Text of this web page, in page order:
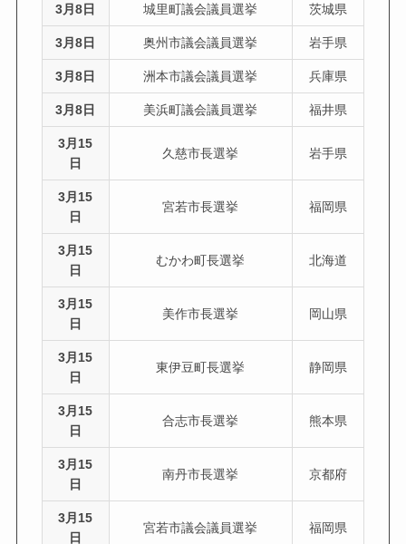
3月8日 城里町議会議員選挙 茨城県
3月8日 奥州市議会議員選挙 岩手県
3月8日 洲本市議会議員選挙 兵庫県
3月8日 美浜町議会議員選挙 福井県
3月15
日
久慈市長選挙 岩手県
3月15
日
宮若市長選挙 福岡県
3月15
日
むかわ町長選挙 北海道
3月15
日
美作市長選挙 岡山県
3月15
日
東伊豆町長選挙 静岡県
3月15
日
合志市長選挙 熊本県
3月15
日
南丹市長選挙 京都府
3月15
日
宮若市議会議員選挙 福岡県